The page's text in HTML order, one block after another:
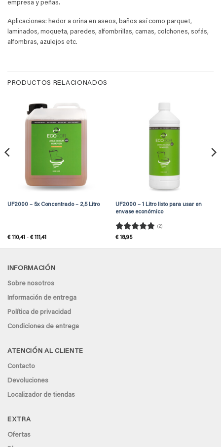
empresa y peñas.
Aplicaciones: hedor a orina en aseos, baños así como parquet,
laminados, moqueta, paredes, alfombrillas, camas, colchones, sofás,
alfombras, azulejos etc.
PRODUCTOS RELACIONADOS
UF2000 – 5x Concentrado – 2,5 Litro
€110,41 - €111,41
precios:
hasta
€ 111,41
UF2000 – 1 Litro listo para usar en
envase económico
Valorado
(2)
€18,95
INFORMACIÓN
Sobre nosotros
Información de entrega
Política de privacidad
Condiciones de entrega
ATENCIÓN AL CLIENTE
Contacto
Devoluciones
Localizador de tiendas
EXTRA
Ofertas